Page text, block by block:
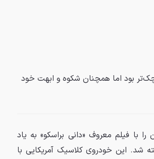
خود کوچک‌تر بود اما همچنان شکوه و ابهت خود
کوپه مدل ۱۹۷۹ که بسیاری آن را با فیلم معروف «دانی براسکو» به یاد
یک حراجی به قیمت ۱۷,۵۰۰ دلار فروخته شد. این خودروی کلاسیک آمریکایی با